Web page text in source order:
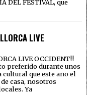
DEL FESTIVAL, que
LIVE
LIVE OCCIDENT!!
preferido durante unos
que este año el
casa, nosotros
Ya